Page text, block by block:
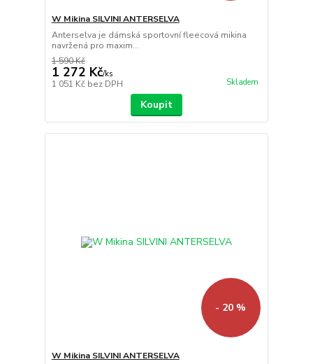
W Mikina SILVINI ANTERSELVA
Anterselva je dámská sportovní fleecová mikina
navržená pro maxim...
1 590 Kč
1 272 Kč/ks
1 051 Kč bez DPH Skladem
Koupit
- 20 %
W Mikina SILVINI ANTERSELVA